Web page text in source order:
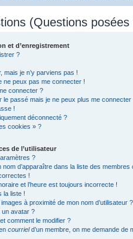
(Questions
et d’enregistrement
?
mais je n’y parviens pas !
ne peux pas me connecter !
connecter ?
le passé mais je ne peux plus me connecter
!
déconnecté ?
cookies » ?
de l’utilisateur
?
d’apparaître dans la liste des membres
!
et l’heure est toujours incorrecte !
la liste !
à proximité de mon nom d’utilisateur ?
un avatar ?
comment le modifier ?
courrield’un membre, on me demande de